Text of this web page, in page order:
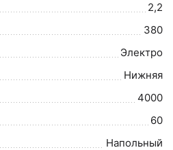
2,2
380
Электро
Нижняя
4000
60
Напольный